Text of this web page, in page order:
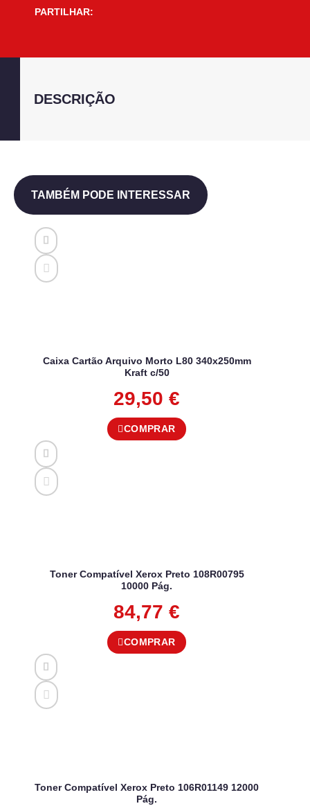
PARTILHAR:
DESCRIÇÃO
TAMBÉM PODE INTERESSAR
Caixa Cartão Arquivo Morto L80 340x250mm
Kraft c/50
29,50 €
COMPRAR
Toner Compatível Xerox Preto 108R00795
10000 Pág.
84,77 €
COMPRAR
Toner Compatível Xerox Preto 106R01149 12000
Pág.